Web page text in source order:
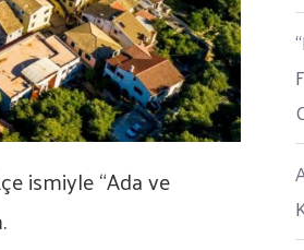
ismiyle “Ada ve